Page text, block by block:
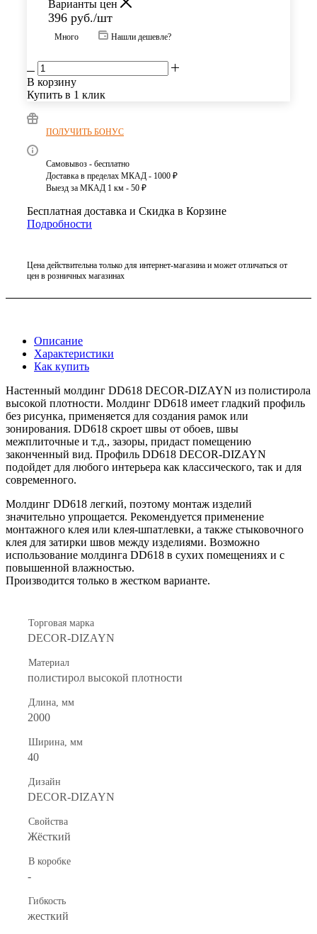
Варианты цен
396 руб./шт
Много Нашли дешевле?
В корзину
Купить в 1 клик
ПОЛУЧИТЬ БОНУС
Самовывоз - бесплатно
Доставка в пределах МКАД - 1000 ₽
Выезд за МКАД 1 км - 50 ₽
Бесплатная доставка и Скидка в Корзине
Подробности
Цена действительна только для интернет-магазина и может отличаться от
цен в розничных магазинах
Описание
Характеристики
Как купить
Настенный молдинг DD618 DECOR-DIZAYN из полистирола
высокой плотности. Молдинг DD618 имеет гладкий профиль
без рисунка, применяется для создания рамок или
зонирования. DD618 скроет швы от обоев, швы
межплиточные и т.д., зазоры, придаст помещению
законченный вид. Профиль DD618 DECOR-DIZAYN
подойдет для любого интерьера как классического, так и для
современного.
Молдинг DD618 легкий, поэтому монтаж изделий
значительно упрощается. Рекомендуется применение
монтажного клея или клея-шпатлевки, а также стыковочного
клея для затирки швов между изделиями. Возможно
использование молдинга DD618 в сухих помещениях и с
повышенной влажностью.
Производится только в жестком варианте.
Торговая марка
DECOR-DIZAYN
Материал
полистирол высокой плотности
Длина, мм
2000
Ширина, мм
40
Дизайн
DECOR-DIZAYN
Свойства
Жёсткий
В коробке
-
Гибкость
жесткий